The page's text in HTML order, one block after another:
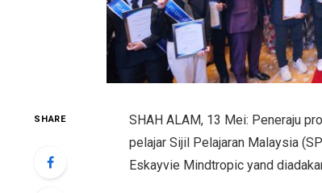
SHARE
SHAH ALAM, 13 Mei: Peneraju
pelajar Sijil Pelajaran Malaysia
Eskayvie Mindtropic yand